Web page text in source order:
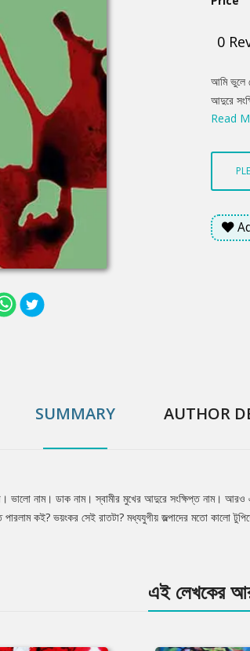
0
আমি ভুলে
আদুরে
আলমগীর।
দু'চোখে
Read
SUMMARY AUTHOR
ভালো নাম। ডাক নাম। স্বামীর মুখের আদুরে সংক্ষিপ্ত নাম।
কই? ভয়ংকর সেই রাতটা? মধ্যযুগীয় জল্পাদের মতো কালো
এই লেখকের